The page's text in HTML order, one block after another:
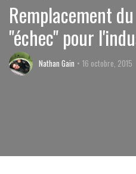
Remplacement
"échec" pour
Nathan Gain 16 octobre, 2015